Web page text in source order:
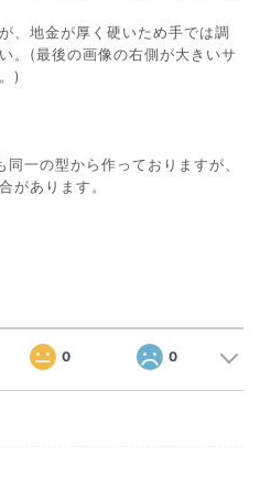
、地金が厚く硬いため手では調
。(最後の画像の右側が大きいサ
)
一の型から作っておりますが、
があります。
0 0